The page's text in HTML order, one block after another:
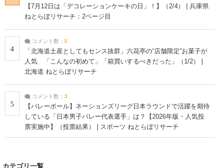
【7月12日は「デコレーションケーキの日」！】（2/4） | 兵庫県
ねとらぼリサーチ：2ページ目
4
コメント数： 5
「北海道土産としてもセンス抜群」六花亭の“店舗限定”お菓子が
人気 「こんなの初めて」「箱買いするべきだった」（1/2） |
北海道 ねとらぼリサーチ
5
コメント数： 3
【バレーボール】ネーションズリーグ日本ラウンドで活躍を期待
している「日本男子バレー代表選手」は？【2026年版・人気投
票実施中】（投票結果） | スポーツ ねとらぼリサーチ
カテゴリ一覧